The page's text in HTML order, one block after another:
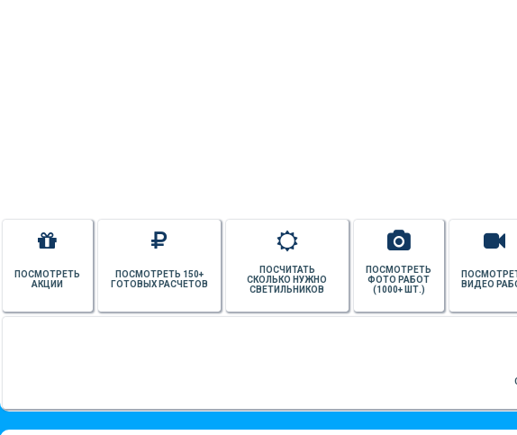
ВИДЕО
ПОСМОТРЕТЬ
ФОТО РАБОТ
(1000+ ШТ.)
ПОСЧИТАТЬ
СКОЛЬКО НУЖНО
СВЕТИЛЬНИКОВ
ПОСМОТРЕТЬ 150+
ГОТОВЫХ РАСЧЕТОВ
ПОСМОТРЕТЬ
АКЦИИ